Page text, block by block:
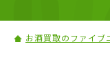
お酒買取のファイブ